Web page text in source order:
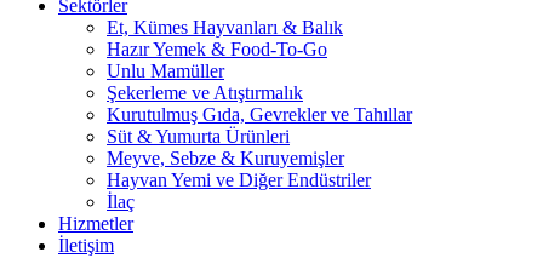
Sektörler
Et, Kümes Hayvanları & Balık
Hazır Yemek & Food-To-Go
Unlu Mamüller
Şekerleme ve Atıştırmalık
Kurutulmuş Gıda, Gevrekler ve Tahıllar
Süt & Yumurta Ürünleri
Meyve, Sebze & Kuruyemişler
Hayvan Yemi ve Diğer Endüstriler
İlaç
Hizmetler
İletişim